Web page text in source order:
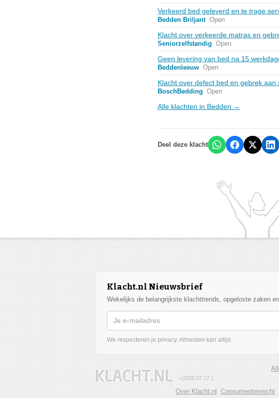
Verkeerd bed geleverd en te trage
Bedden Briljant Open
Klacht over verkeerde matras en
Seniorzelfstandig Open
Geen levering van bed na 15
Beddenleeuw Open
Klacht over defect bed en gebrek aan
BoschBedding Open
Alle klachten in Bedden →
Deel deze klacht
Klacht.nl Nieuwsbrief
Wekelijks de belangrijkste klachttrends, opgeloste zaken
We respecteren je privacy. Afmelden kan altijd.
v2026.07.17.1
Over Klacht.nl Consumentenrecht